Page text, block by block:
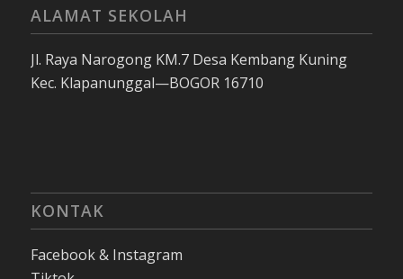
ALAMAT SEKOLAH
Jl. Raya Narogong KM.7 Desa Kembang Kuning
Kec. Klapanunggal—BOGOR 16710
KONTAK
Facebook & Instagram